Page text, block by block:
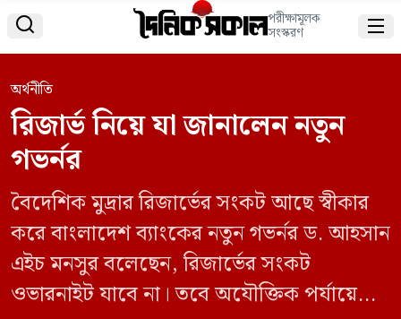
 পরীক্ষামূলক
সংস্করণ 
অর্থনীতি
রিজার্ভ নিয়ে যা জানালেন নতুন
গভর্নর
বৈদেশিক মুদ্রার রিজার্ভের সংকট আছে স্বীকার
করে বাংলাদেশ ব্যাংকের নতুন গভর্নর ড. আহসান
এইচ মনসুর বলেছেন, রিজার্ভের সংকট
ওভারনাইট যাবে না। তবে অযৌক্তিক পর্যায়ে